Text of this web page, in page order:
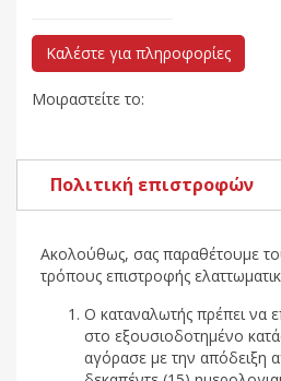
Καλέστε για πληροφορίες
Μοιραστείτε το:
Πολιτική επιστροφών
Ακολούθως, σας παραθέτουμε
τρόπους επιστροφής
Ο καταναλωτής πρέπει να
στο εξουσιοδοτημένο
αγόρασε με την απόδειξη